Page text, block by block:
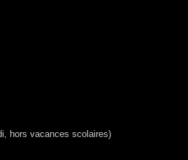
hors vacances scolaires)